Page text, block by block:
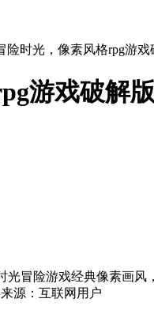
险时光，像素风格rpg游戏
游戏破解
冒险游戏经典像素画
源：互联网用户